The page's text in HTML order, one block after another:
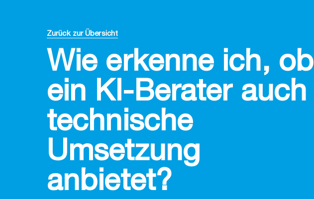
Zurück zur Übersicht
Wie erkenne ich, ob
ein KI-Berater auch
technische
Umsetzung
anbietet?